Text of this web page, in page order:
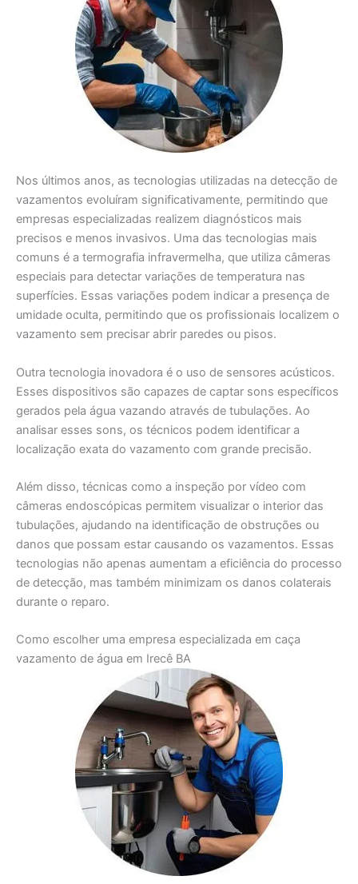
Nos últimos anos, as tecnologias utilizadas na detecção de
vazamentos evoluíram significativamente, permitindo que
empresas especializadas realizem diagnósticos mais
precisos e menos invasivos. Uma das tecnologias mais
comuns é a termografia infravermelha, que utiliza câmeras
especiais para detectar variações de temperatura nas
superfícies. Essas variações podem indicar a presença de
umidade oculta, permitindo que os profissionais localizem o
vazamento sem precisar abrir paredes ou pisos.
Outra tecnologia inovadora é o uso de sensores acústicos.
Esses dispositivos são capazes de captar sons específicos
gerados pela água vazando através de tubulações. Ao
analisar esses sons, os técnicos podem identificar a
localização exata do vazamento com grande precisão.
Além disso, técnicas como a inspeção por vídeo com
câmeras endoscópicas permitem visualizar o interior das
tubulações, ajudando na identificação de obstruções ou
danos que possam estar causando os vazamentos. Essas
tecnologias não apenas aumentam a eficiência do processo
de detecção, mas também minimizam os danos colaterais
durante o reparo.
Como escolher uma empresa especializada em caça
vazamento de água em Irecê BA